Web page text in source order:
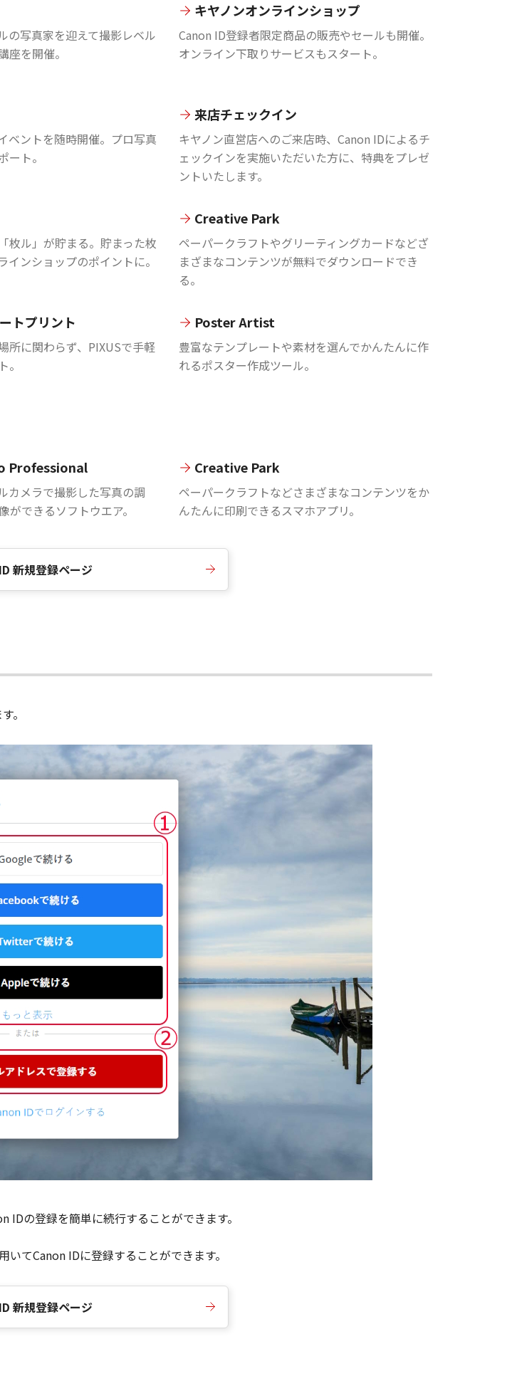
の写真家を迎えて撮影レベル
座を開催。
キヤノンオンラインショップ
Canon ID登録者限定商品の販売やセールも開催。
オンライン下取りサービスもスタート。
ベントを随時開催。プロ写真
ート。
来店チェックイン
キヤノン直営店へのご来店時、Canon IDによるチ
ェックインを実施いただいた方に、特典をプレゼ
ントいたします。
枚ル」が貯まる。貯まった枚
インショップのポイントに。
Creative Park
ペーパークラフトやグリーティングカードなどざ
まざまなコンテンツが無料でダウンロードでき
る。
トプリント
所に関わらず、PIXUSで手軽
。
Poster Artist
豊富なテンプレートや素材を選んでかんたんに作
れるポスター作成ツール。
Professional
カメラで撮影した写真の調
ができるソフトウエア。
Creative Park
ペーパークラフトなどさまざまなコンテンツをか
んたんに印刷できるスマホアプリ。
新規登録ページ
。
の登録を簡単に続行することができます。
てCanon IDに登録することができます。
新規登録ページ